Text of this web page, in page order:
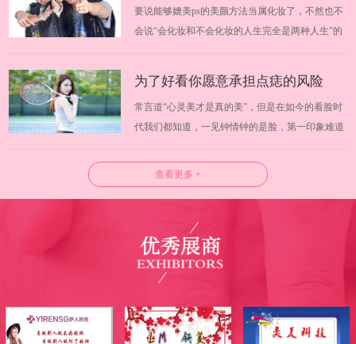
点：中国（武汉）文化博览中心 一、塑…
要说能够媲美ps的美颜方法当属化妆了，不然也不
会说“会化妆和不会化妆的人生完全是两种人生”的
化出无限可能，温婉还是野蛮，淑女还是迷人完全
可以有自己掌握。日常挑选化妆品你会…
为了好看你愿意承担点痣的风险
吗？
常言道“心灵美才是真的美”，但是在如今的看脸时
代我们都知道，一见钟情钟的是脸，第一印象难道
承担风险吗？许多人为了让皮肤更好看，使用各种
方法将皮肤上的痣去除，但是你知道吗，点痣也是
查看更多 +